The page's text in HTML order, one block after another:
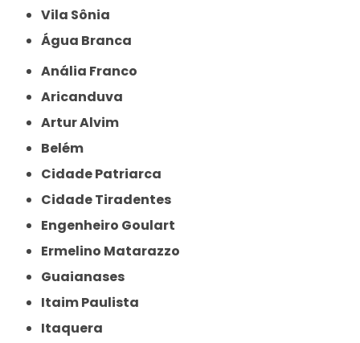
Vila Sônia
Água Branca
Anália Franco
Aricanduva
Artur Alvim
Belém
Cidade Patriarca
Cidade Tiradentes
Engenheiro Goulart
Ermelino Matarazzo
Guaianases
Itaim Paulista
Itaquera